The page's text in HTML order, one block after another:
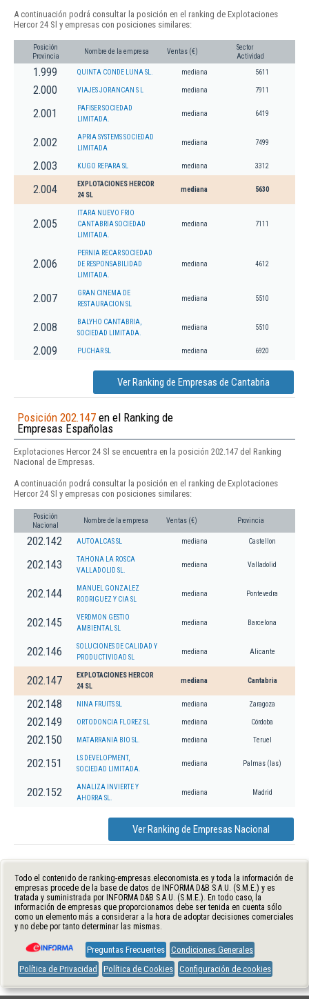
A continuación podrá consultar la posición en el ranking de Explotaciones
Hercor 24 Sl y empresas con posiciones similares:
Posición
Provincia
Nombre de la empresa Ventas (€)
Sector
Actividad
1.999 QUINTA CONDE LUNA SL. mediana 5611
2.000 VIAJES JORANCAN S L mediana 7911
2.001
PAFISER SOCIEDAD
LIMITADA.
mediana 6419
2.002
APRIA SYSTEMS SOCIEDAD
LIMITADA
mediana 7499
2.003 KUGO REPARA SL mediana 3312
2.004
EXPLOTACIONES HERCOR
24 SL
mediana 5630
2.005
ITARA NUEVO FRIO
CANTABRIA SOCIEDAD
LIMITADA.
mediana 7111
2.006
PERNIA RECAR SOCIEDAD
DE RESPONSABILIDAD
LIMITADA.
mediana 4612
2.007
GRAN CINEMA DE
RESTAURACION SL
mediana 5510
2.008
BALYHO CANTABRIA,
SOCIEDAD LIMITADA.
mediana 5510
2.009 PUCHAR SL mediana 6920
Ver Ranking de Empresas de Cantabria
Posición 202.147 en el Ranking de
Empresas Españolas
Explotaciones Hercor 24 Sl se encuentra en la posición 202.147 del Ranking
Nacional de Empresas.
A continuación podrá consultar la posición en el ranking de Explotaciones
Hercor 24 Sl y empresas con posiciones similares:
Posición
Nacional
Nombre de la empresa Ventas (€) Provincia
202.142 AUTOALCAS SL mediana Castellon
202.143
TAHONA LA ROSCA
VALLADOLID SL.
mediana Valladolid
202.144
MANUEL GONZALEZ
RODRIGUEZ Y CIA SL
mediana Pontevedra
202.145
VERDMON GESTIO
AMBIENTAL SL
mediana Barcelona
202.146
SOLUCIONES DE CALIDAD Y
PRODUCTIVIDAD SL
mediana Alicante
202.147
EXPLOTACIONES HERCOR
24 SL
mediana Cantabria
202.148 NINA FRUITS SL mediana Zaragoza
202.149 ORTODONCIA FLOREZ SL mediana Córdoba
202.150 MATARRANIA BIO SL. mediana Teruel
202.151
LS DEVELOPMENT,
SOCIEDAD LIMITADA.
mediana Palmas (las)
202.152
ANALIZA INVIERTE Y
AHORRA SL.
mediana Madrid
Ver Ranking de Empresas Nacional
Todo el contenido de ranking-empresas.eleconomista.es y toda la información de
empresas procede de la base de datos de INFORMA D&B S.A.U. (S.M.E.) y es
tratada y suministrada por INFORMA D&B S.A.U. (S.M.E.). En todo caso, la
información de empresas que proporcionamos debe ser tenida en cuenta sólo
como un elemento más a considerar a la hora de adoptar decisiones comerciales
y no debe por tanto determinar las mismas.
Preguntas Frecuentes Condiciones Generales
Política de Privacidad
Política de Cookies Configuración de cookies